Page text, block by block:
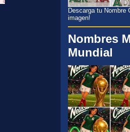
Descarga tu Nombre
imagen!
Nombres
Mundial